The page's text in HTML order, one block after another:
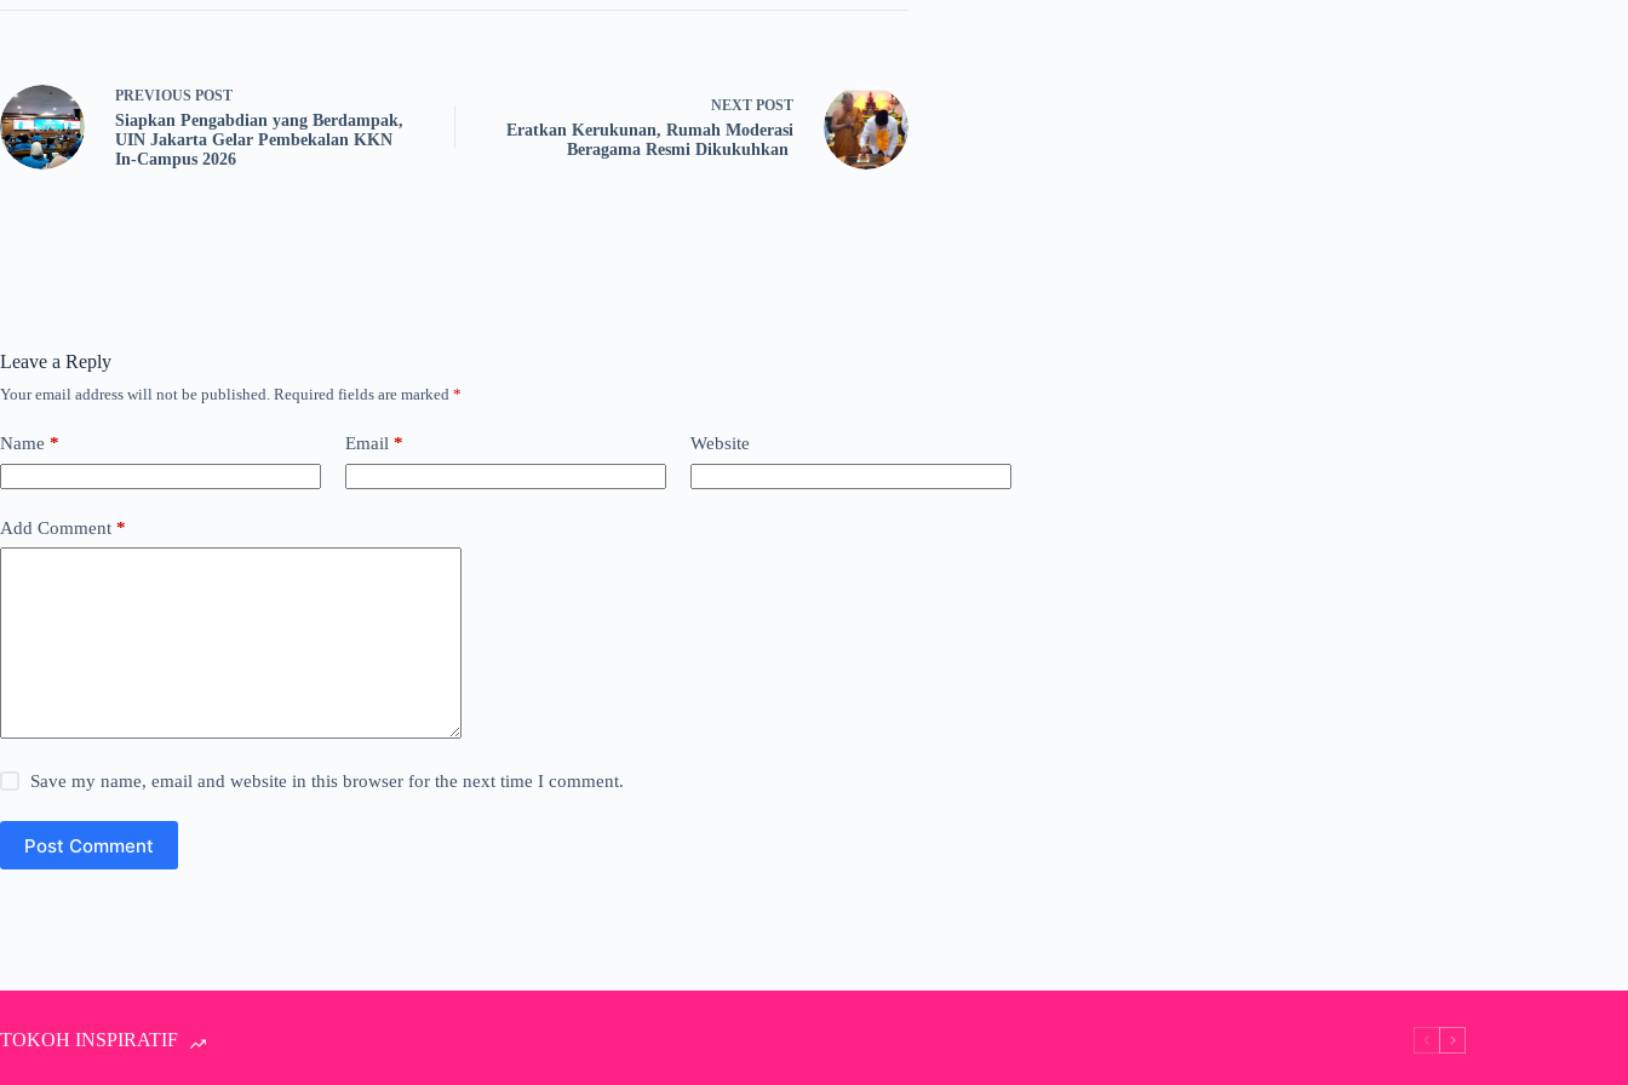
PREVIOUS POST
Siapkan Pengabdian yang Berdampak,
UIN Jakarta Gelar Pembekalan KKN
In-Campus 2026
NEXT POST
Eratkan Kerukunan, Rumah Moderasi
Beragama Resmi Dikukuhkan
Leave a Reply
Your email address will not be published. Required fields are marked *
Name * Email * Website
Add Comment *
Save my name, email and website in this browser for the next time I comment.
Post Comment
TOKOH INSPIRATIF